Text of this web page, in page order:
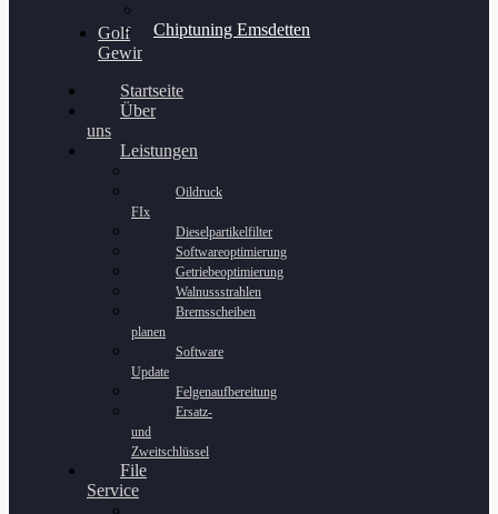
Chiptuning Emsdetten
Golf
Gewinnspiel
Startseite
Über
uns
Leistungen
Oildruck
FIx
Dieselpartikelfilter
Softwareoptimierung
Getriebeoptimierung
Walnussstrahlen
Bremsscheiben
planen
Software
Update
Felgenaufbereitung
Ersatz-
und
Zweitschlüssel
File
Service